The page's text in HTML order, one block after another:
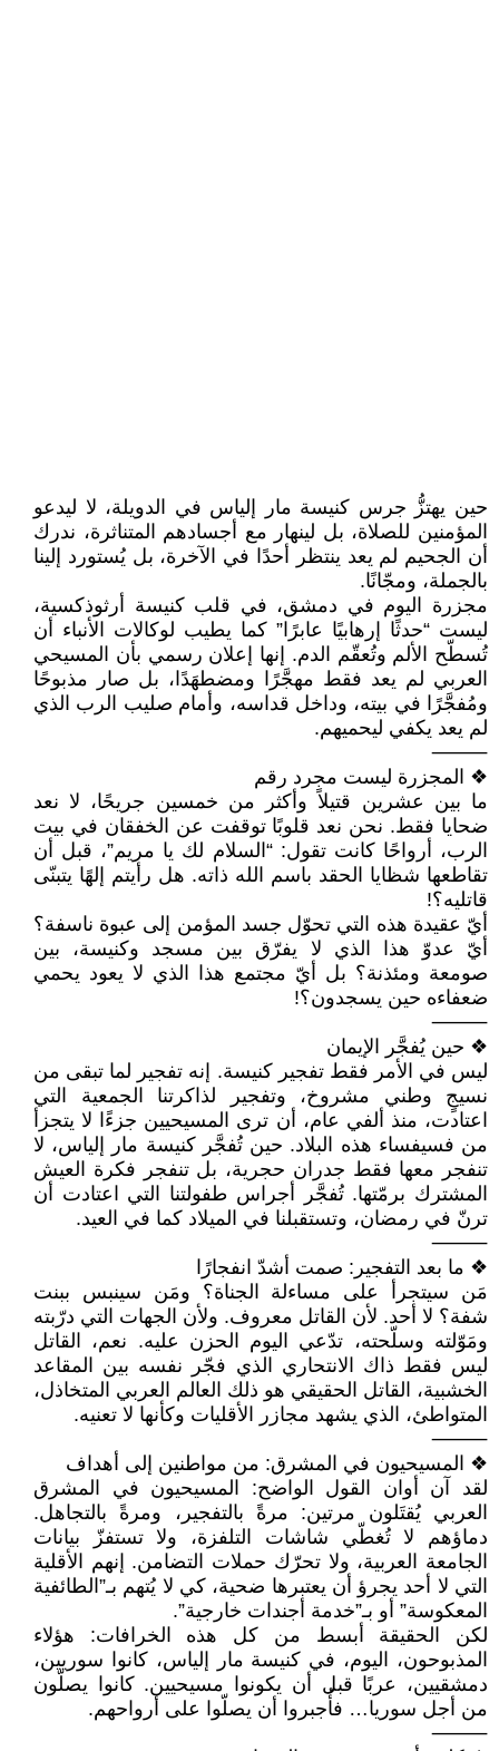
حين يهتزُّ جرس كنيسة مار إلياس في الدويلة، لا ليدعو
المؤمنين للصلاة، بل لينهار مع أجسادهم المتناثرة، ندرك
أن الجحيم لم يعد ينتظر أحدًا في الآخرة، بل يُستورد إلينا
بالجملة، ومجّانًا.
مجزرة اليوم في دمشق، في قلب كنيسة أرثوذكسية،
ليست “حدثًا إرهابيًا عابرًا” كما يطيب لوكالات الأنباء أن
تُسطّح الألم وتُعقّم الدم. إنها إعلان رسمي بأن المسيحي
العربي لم يعد فقط مهجَّرًا ومضطهَدًا، بل صار مذبوحًا
ومُفجَّرًا في بيته، وداخل قداسه، وأمام صليب الرب الذي
لم يعد يكفي ليحميهم.
⸻
❖ المجزرة ليست مجرد رقم
ما بين عشرين قتيلاً وأكثر من خمسين جريحًا، لا نعد
ضحايا فقط. نحن نعد قلوبًا توقفت عن الخفقان في بيت
الرب، أرواحًا كانت تقول: “السلام لك يا مريم”، قبل أن
تقاطعها شظايا الحقد باسم الله ذاته. هل رأيتم إلهًا يتبنّى
قاتليه؟!
أيّ عقيدة هذه التي تحوّل جسد المؤمن إلى عبوة ناسفة؟
أيّ عدوّ هذا الذي لا يفرّق بين مسجد وكنيسة، بين
صومعة ومئذنة؟ بل أيّ مجتمع هذا الذي لا يعود يحمي
ضعفاءه حين يسجدون؟!
⸻
❖ حين يُفجَّر الإيمان
ليس في الأمر فقط تفجير كنيسة. إنه تفجير لما تبقى من
نسيجٍ وطني مشروخ، وتفجير لذاكرتنا الجمعية التي
اعتادت، منذ ألفي عام، أن ترى المسيحيين جزءًا لا يتجزأ
من فسيفساء هذه البلاد. حين تُفجَّر كنيسة مار إلياس، لا
تنفجر معها فقط جدران حجرية، بل تنفجر فكرة العيش
المشترك برمّتها. تُفجَّر أجراس طفولتنا التي اعتادت أن
ترنّ في رمضان، وتستقبلنا في الميلاد كما في العيد.
⸻
❖ ما بعد التفجير: صمت أشدّ انفجارًا
مَن سيتجرأ على مساءلة الجناة؟ ومَن سينبس ببنت
شفة؟ لا أحد. لأن القاتل معروف. ولأن الجهات التي درّبته
ومَوّلته وسلّحته، تدّعي اليوم الحزن عليه. نعم، القاتل
ليس فقط ذاك الانتحاري الذي فجّر نفسه بين المقاعد
الخشبية، القاتل الحقيقي هو ذلك العالم العربي المتخاذل،
المتواطئ، الذي يشهد مجازر الأقليات وكأنها لا تعنيه.
⸻
❖ المسيحيون في المشرق: من مواطنين إلى أهداف
لقد آن أوان القول الواضح: المسيحيون في المشرق
العربي يُقتَلون مرتين: مرةً بالتفجير، ومرةً بالتجاهل.
دماؤهم لا تُغطّي شاشات التلفزة، ولا تستفزّ بيانات
الجامعة العربية، ولا تحرّك حملات التضامن. إنهم الأقلية
التي لا أحد يجرؤ أن يعتبرها ضحية، كي لا يُتهم بـ”الطائفية
المعكوسة” أو بـ”خدمة أجندات خارجية”.
لكن الحقيقة أبسط من كل هذه الخرافات: هؤلاء
المذبوحون، اليوم، في كنيسة مار إلياس، كانوا سوريين،
دمشقيين، عربًا قبل أن يكونوا مسيحيين. كانوا يصلّون
من أجل سوريا… فأُجبروا أن يصلّوا على أرواحهم.
⸻